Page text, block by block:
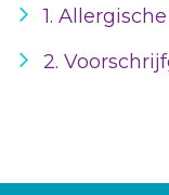
1.
2.